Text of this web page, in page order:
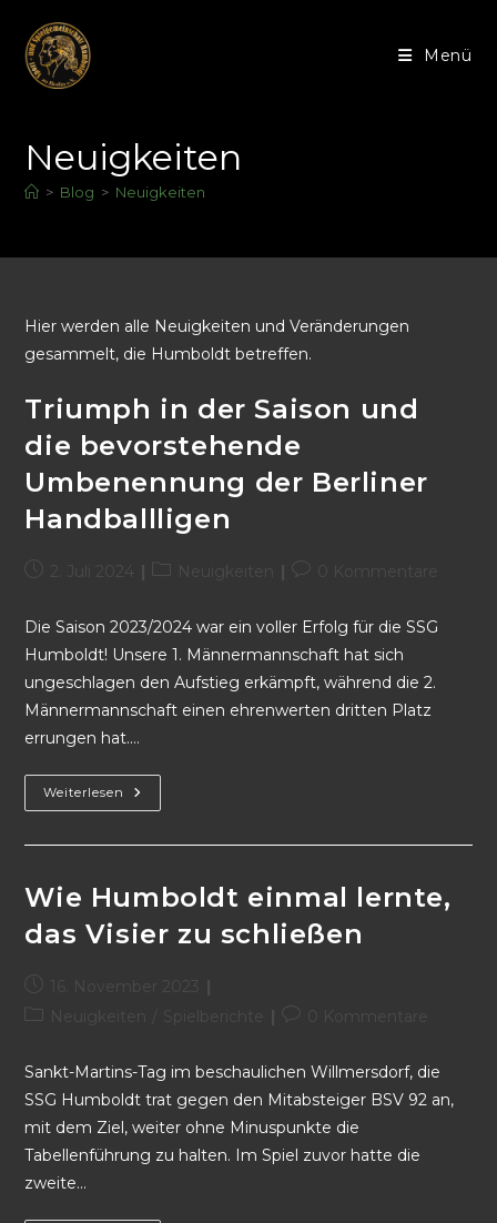
Menü
Neuigkeiten
> Blog > Neuigkeiten
Hier werden alle Neuigkeiten und Veränderungen
gesammelt, die Humboldt betreffen.
Triumph in der Saison und
die bevorstehende
Umbenennung der Berliner
Handballligen
Neuigkeiten 0 Kommentare
Die Saison 2023/2024 war ein voller Erfolg für die SSG
Humboldt! Unsere 1. Männermannschaft hat sich
ungeschlagen den Aufstieg erkämpft, während die 2.
Männermannschaft einen ehrenwerten dritten Platz
errungen hat.…
Weiterlesen
Wie Humboldt einmal lernte,
das Visier zu schließen
16. November 2023
Neuigkeiten
Spielberichte 0 Kommentare
Sankt-Martins-Tag im beschaulichen Willmersdorf, die
SSG Humboldt trat gegen den Mitabsteiger BSV 92 an,
mit dem Ziel, weiter ohne Minuspunkte die
Tabellenführung zu halten. Im Spiel zuvor hatte die
zweite…